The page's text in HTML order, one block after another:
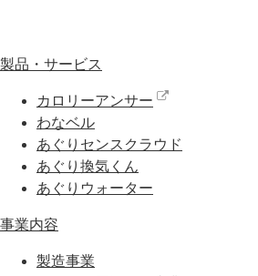
製品・サービス
カロリーアンサー
わなベル
あぐりセンスクラウド
あぐり換気くん
あぐりウォーター
事業内容
製造事業